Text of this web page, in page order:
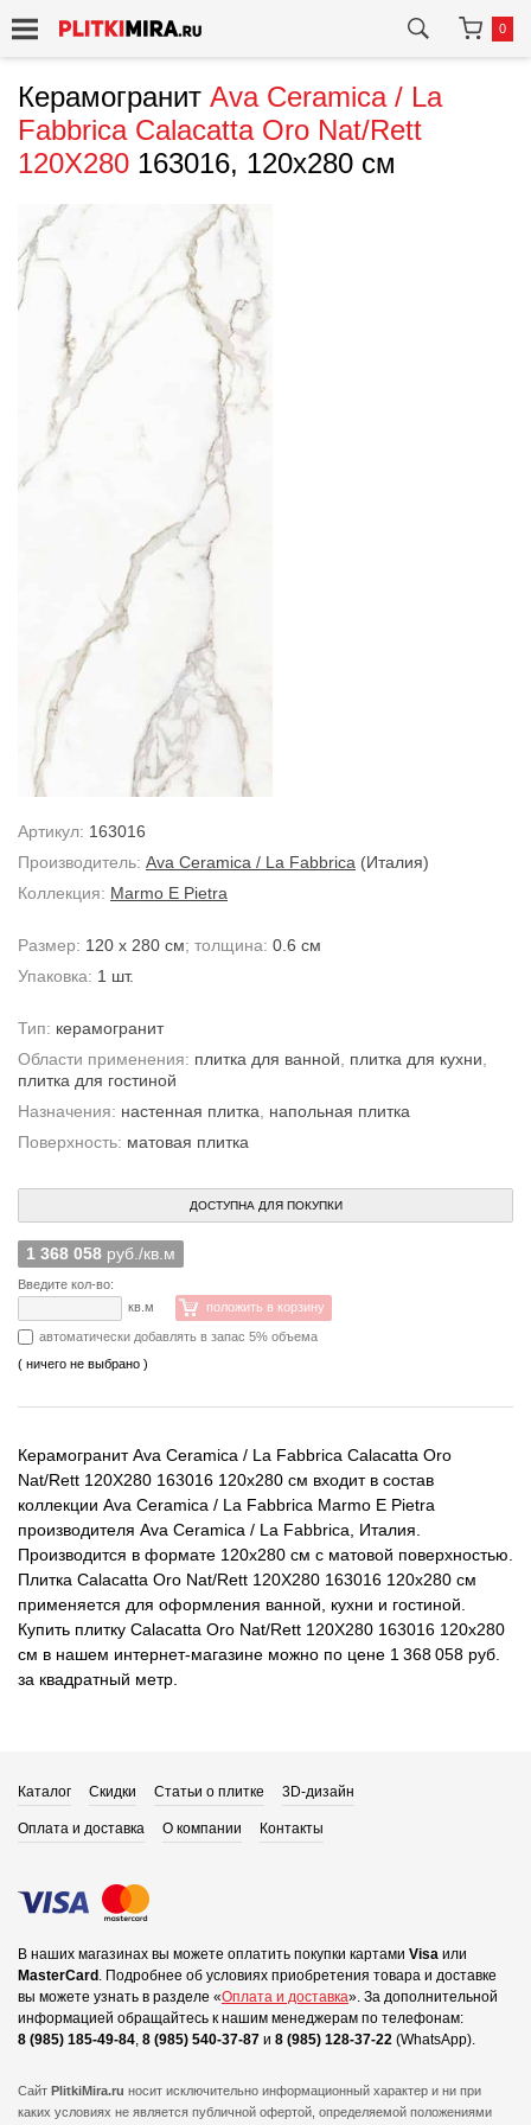
0
Керамогранит Ava Ceramica / La
Fabbrica Calacatta Oro Nat/Rett
120X280 163016, 120x280 см
Артикул: 163016
Производитель: Ava Ceramica / La Fabbrica (Италия)
Коллекция: Marmo E Pietra
Размер: 120 x 280 см; толщина: 0.6 см
Упаковка: 1 шт.
Тип: керамогранит
Области применения: плитка для ванной плитка для кухни
плитка для гостиной
Назначения: настенная плитка
напольная плитка
Поверхность: матовая плитка
ДОСТУПНА ДЛЯ ПОКУПКИ
1 368 058 руб./кв.м
Введите кол-во:
кв.м
положить в корзину
автоматически добавлять в запас 5% объема
( ничего не выбрано )
Керамогранит Ava Ceramica / La Fabbrica Calacatta Oro
Nat/Rett 120X280 163016 120x280 см входит в состав
коллекции Ava Ceramica / La Fabbrica Marmo E Pietra
производителя Ava Ceramica / La Fabbrica, Италия.
Производится в формате 120x280 см с матовой поверхностью.
Плитка Calacatta Oro Nat/Rett 120X280 163016 120x280 см
применяется для оформления ванной, кухни и гостиной.
Купить плитку Calacatta Oro Nat/Rett 120X280 163016 120x280
см в нашем интернет-магазине можно по цене 1 368 058 руб.
за квадратный метр.
Каталог Скидки Статьи о плитке 3D-дизайн
Оплата и доставка О компании Контакты
В наших магазинах вы можете оплатить покупки картами Visa или
MasterCard . Подробнее об условиях приобретения товара и доставке
вы можете узнать в разделе «Оплата и доставка». За дополнительной
информацией обращайтесь к нашим менеджерам по телефонам:
8 (985) 185-49-84, 8 (985) 540-37-87 и 8 (985) 128-37-22 (WhatsApp).
Сайт PlitkiMira.ru носит исключительно информационный характер и ни при
каких условиях не является публичной офертой, определяемой положениями